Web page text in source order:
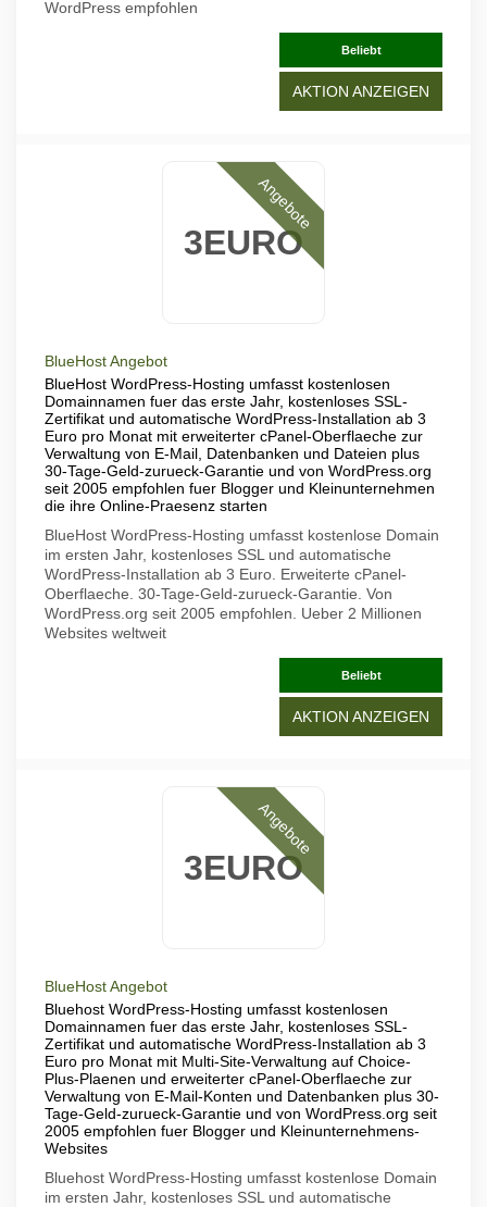
WordPress empfohlen
Beliebt
AKTION ANZEIGEN
3EURO
Angebote
BlueHost Angebot
BlueHost WordPress-Hosting umfasst kostenlosen
Domainnamen fuer das erste Jahr, kostenloses SSL-
Zertifikat und automatische WordPress-Installation ab 3
Euro pro Monat mit erweiterter cPanel-Oberflaeche zur
Verwaltung von E-Mail, Datenbanken und Dateien plus
30-Tage-Geld-zurueck-Garantie und von WordPress.org
seit 2005 empfohlen fuer Blogger und Kleinunternehmen
die ihre Online-Praesenz starten
BlueHost WordPress-Hosting umfasst kostenlose Domain
im ersten Jahr, kostenloses SSL und automatische
WordPress-Installation ab 3 Euro. Erweiterte cPanel-
Oberflaeche. 30-Tage-Geld-zurueck-Garantie. Von
WordPress.org seit 2005 empfohlen. Ueber 2 Millionen
Websites weltweit
Beliebt
AKTION ANZEIGEN
3EURO
Angebote
BlueHost Angebot
Bluehost WordPress-Hosting umfasst kostenlosen
Domainnamen fuer das erste Jahr, kostenloses SSL-
Zertifikat und automatische WordPress-Installation ab 3
Euro pro Monat mit Multi-Site-Verwaltung auf Choice-
Plus-Plaenen und erweiterter cPanel-Oberflaeche zur
Verwaltung von E-Mail-Konten und Datenbanken plus 30-
Tage-Geld-zurueck-Garantie und von WordPress.org seit
2005 empfohlen fuer Blogger und Kleinunternehmens-
Websites
Bluehost WordPress-Hosting umfasst kostenlose Domain
im ersten Jahr, kostenloses SSL und automatische